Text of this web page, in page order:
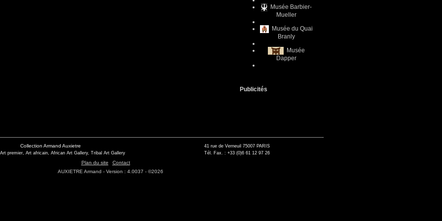
Musée Barbier-
Mueller
Musée du Quai
Branly
Musée
Dapper
Publicités
Collection Armand Auxietre
premier, Art africain, African Art Gallery, Tribal Art Gallery
41 rue de Verneuil 75007 PARIS
Tél. Fax. : +33 (0)6 61 12 97 26
Plan du site
Contact
AUXIETRE Armand - Version : 4.0037 - ©2026